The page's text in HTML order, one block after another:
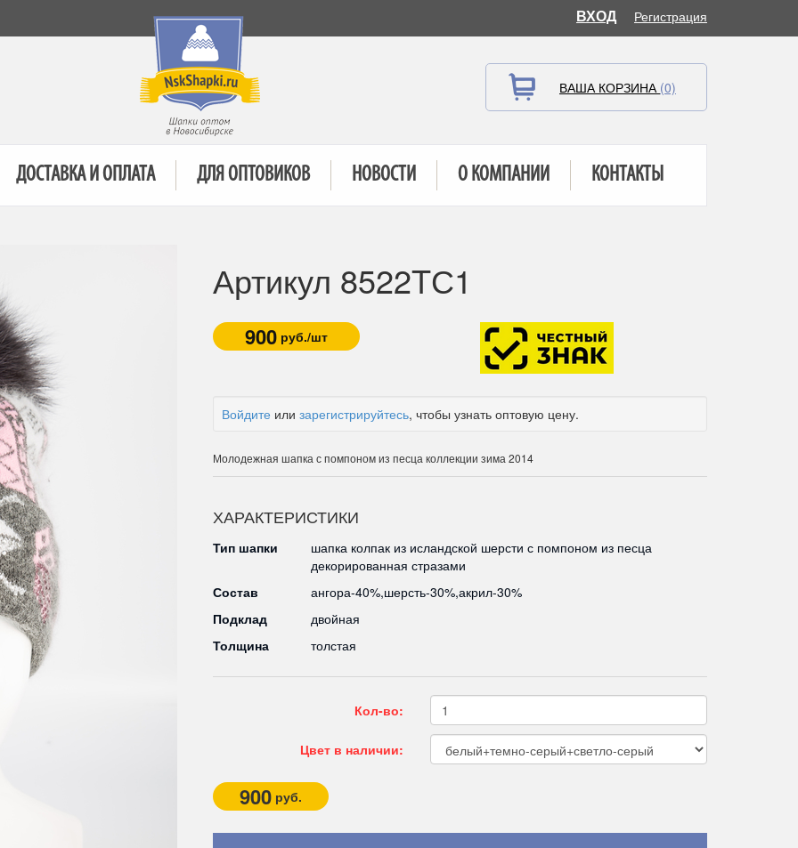
ВХОД Регистрация
ВАША КОРЗИНА (0)
ДОСТАВКА И ОПЛАТА ДЛЯ ОПТОВИКОВ НОВОСТИ О КОМПАНИИ КОНТАКТЫ
Артикул 8522TС1
900 руб./шт
Войдите или зарегистрируйтесь, чтобы узнать оптовую цену.
Молодежная шапка с помпоном из песца коллекции зима 2014
ХАРАКТЕРИСТИКИ
Тип шапки
шапка колпак из исландской шерсти с помпоном из песца
декорированная стразами
Состав
ангора-40%,шерсть-30%,акрил-30%
Подклад
двойная
Толщина
толстая
Кол-во:
Цвет в наличии:
900 руб.